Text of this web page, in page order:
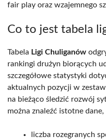
fair play oraz wzajemnego
Co to jest tabela
Tabela Ligi Chuliganów
rankingi drużyn biorących
szczegółowe statystyki
aktualnych pozycji w
na bieżąco śledzić rozwój
można znaleźć istotne dane,
liczba rozegranych